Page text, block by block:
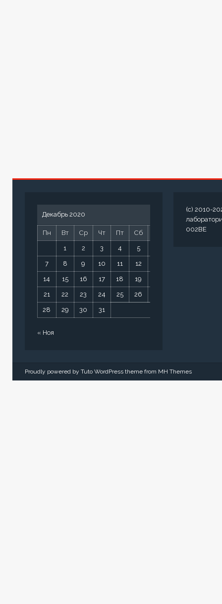
Декабрь 2020
Пн Вт Ср Чт Пт Сб
1 2 3 4 5
7 8 9 10 11 12
14 15 16 17 18 19
21 22 23 24 25 26
28 29 30 31
« Ноя
(c) 2010-
002BE
Proudly powered by Tuto WordPress theme from MH Themes